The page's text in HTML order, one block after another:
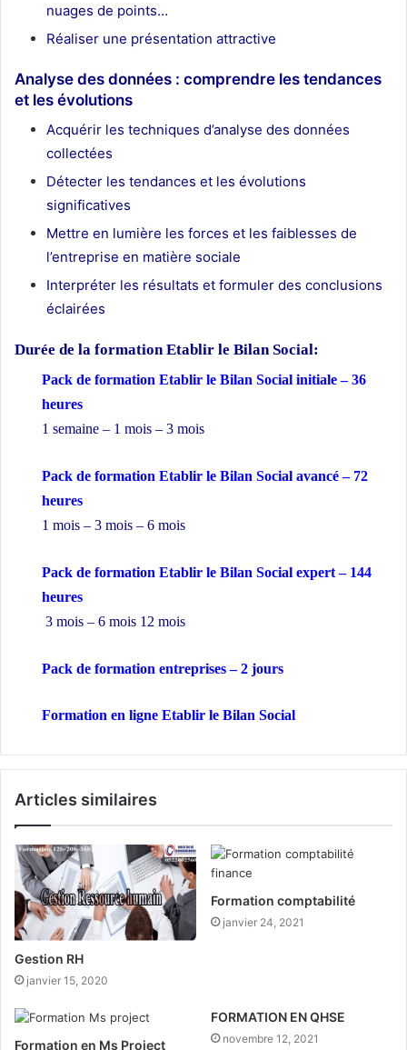
nuages de points…
Réaliser une présentation attractive
Analyse des données : comprendre les tendances
et les évolutions
Acquérir les techniques d’analyse des données
collectées
Détecter les tendances et les évolutions
significatives
Mettre en lumière les forces et les faiblesses de
l’entreprise en matière sociale
Interpréter les résultats et formuler des conclusions
éclairées
Durée de la formationEtablir le Bilan Social:
Pack de formation Etablir le Bilan Social initiale – 36
heures
1 semaine – 1 mois – 3 mois
Pack de formation Etablir le Bilan Social avancé – 72
heures
1 mois – 3 mois – 6 mois
Pack de formation Etablir le Bilan Social expert – 144
heures
3 mois – 6 mois 12 mois
Pack de formation entreprises– 2 jours
Formation en ligne Etablir le Bilan Social
Articles similaires
Gestion RH
janvier 15, 2020
Formation comptabilité
janvier 24, 2021
Formation en Ms Project
FORMATION EN QHSE
novembre 12, 2021